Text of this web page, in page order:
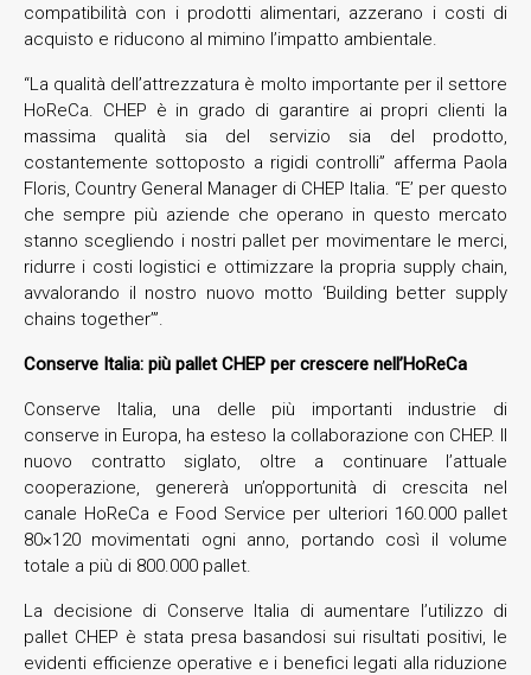
compatibilità con i prodotti alimentari, azzerano i costi di
acquisto e riducono al mimino l’impatto ambientale.
“La qualità dell’attrezzatura è molto importante per il settore
HoReCa. CHEP è in grado di garantire ai propri clienti la
massima qualità sia del servizio sia del prodotto,
costantemente sottoposto a rigidi controlli” afferma Paola
Floris, Country General Manager di CHEP Italia. “E’ per questo
che sempre più aziende che operano in questo mercato
stanno scegliendo i nostri pallet per movimentare le merci,
ridurre i costi logistici e ottimizzare la propria supply chain,
avvalorando il nostro nuovo motto ‘Building better supply
chains together’”.
Conserve Italia: più pallet CHEP per crescere nell’HoReCa
Conserve Italia, una delle più importanti industrie di
conserve in Europa, ha esteso la collaborazione con CHEP. Il
nuovo contratto siglato, oltre a continuare l’attuale
cooperazione, genererà un’opportunità di crescita nel
canale HoReCa e Food Service per ulteriori 160.000 pallet
80×120 movimentati ogni anno, portando così il volume
totale a più di 800.000 pallet.
La decisione di Conserve Italia di aumentare l’utilizzo di
pallet CHEP è stata presa basandosi sui risultati positivi, le
evidenti efficienze operative e i benefici legati alla riduzione